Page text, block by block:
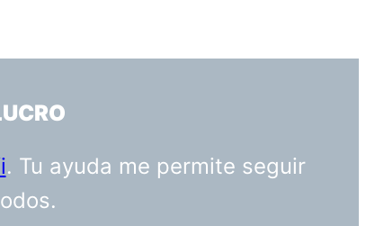
. Tu ayuda me permite seguir